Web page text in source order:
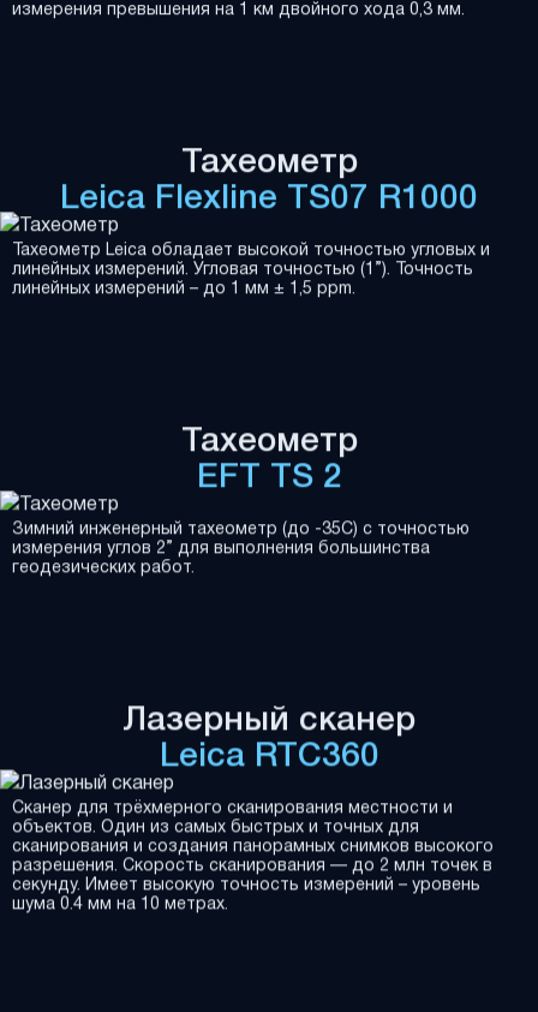
измерения превышения на 1 км двойного хода 0,3 мм.
Тахеометр
Leica Flexline TS07 R1000
Тахеометр Leica обладает высокой точностью угловых и
линейных измерений. Угловая точностью (1”). Точность
линейных измерений – до 1 мм ± 1,5 ppm.
Тахеометр
EFT TS 2
Зимний инженерный тахеометр (до -35С) с точностью
измерения углов 2” для выполнения большинства
геодезических работ.
Лазерный сканер
Leica RTC360
Сканер для трёхмерного сканирования местности и
объектов. Один из самых быстрых и точных для
сканирования и создания панорамных снимков высокого
разрешения. Скорость сканирования — до 2 млн точек в
секунду. Имеет высокую точность измерений – уровень
шума 0.4 мм на 10 метрах.